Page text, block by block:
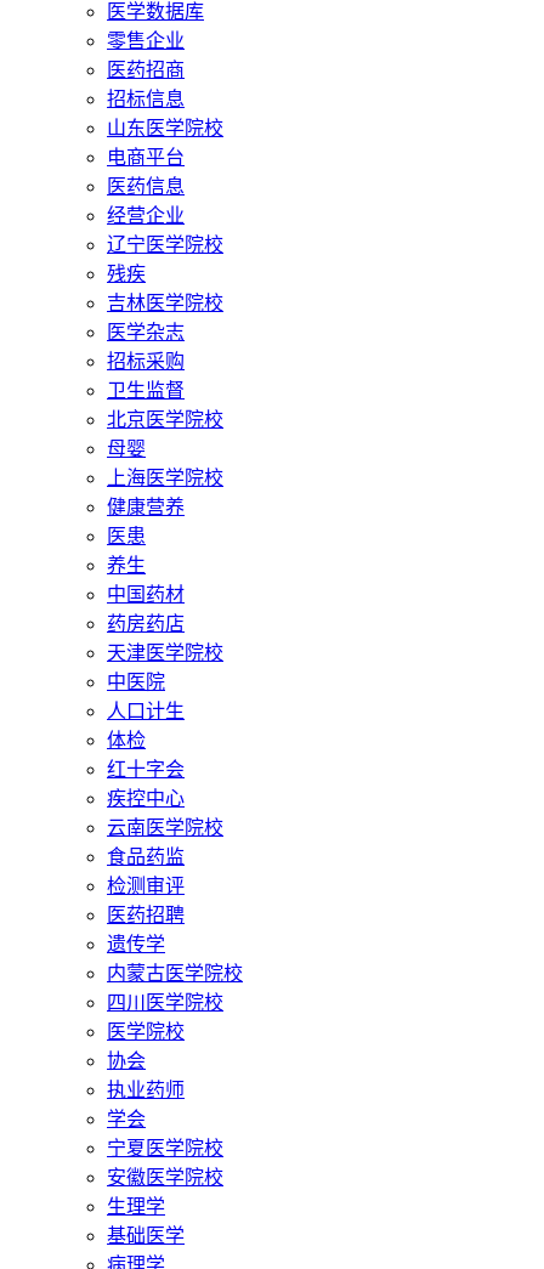
医学数据库
零售企业
医药招商
招标信息
山东医学院校
电商平台
医药信息
经营企业
辽宁医学院校
残疾
吉林医学院校
医学杂志
招标采购
卫生监督
北京医学院校
母婴
上海医学院校
健康营养
医患
养生
中国药材
药房药店
天津医学院校
中医院
人口计生
体检
红十字会
疾控中心
云南医学院校
食品药监
检测审评
医药招聘
遗传学
内蒙古医学院校
四川医学院校
医学院校
协会
执业药师
学会
宁夏医学院校
安徽医学院校
生理学
基础医学
病理学